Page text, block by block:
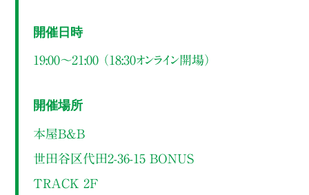
開催日時
19:00～21:00 （18:30オンライン開場）
開催場所
本屋B&B
世田谷区代田2-36-15 BONUS
TRACK 2F